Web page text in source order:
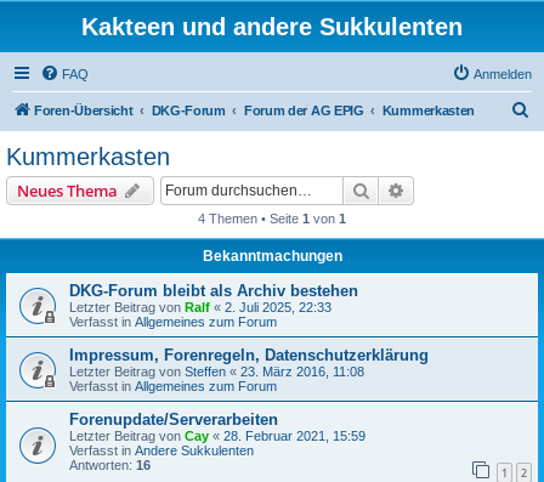
Kakteen und andere Sukkulenten
FAQ Anmelden
Foren-Übersicht DKG-Forum Forum der AG EPIG Kummerkasten
Kummerkasten
Neues Thema Suche
4 Themen • Seite 1 von 1
Bekanntmachungen
DKG-Forum bleibt als Archiv bestehen
Letzter Beitrag von Ralf « 2. Juli 2025, 22:33
Verfasst in Allgemeines zum Forum
Impressum, Forenregeln, Datenschutzerklärung
Letzter Beitrag von Steffen « 23. März 2016, 11:08
Verfasst in Allgemeines zum Forum
Forenupdate/Serverarbeiten
Letzter Beitrag von Cay « 28. Februar 2021, 15:59
Verfasst in Andere Sukkulenten
Antworten: 16 1 2